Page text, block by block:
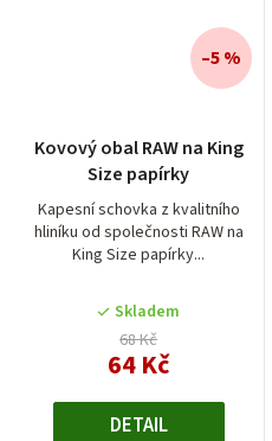
Kovový obal RAW na King
Size papírky
Kapesní schovka z kvalitního
hliníku od společnosti RAW na
King Size papírky...
Skladem
68 Kč
64 Kč
–5 %
DETAIL